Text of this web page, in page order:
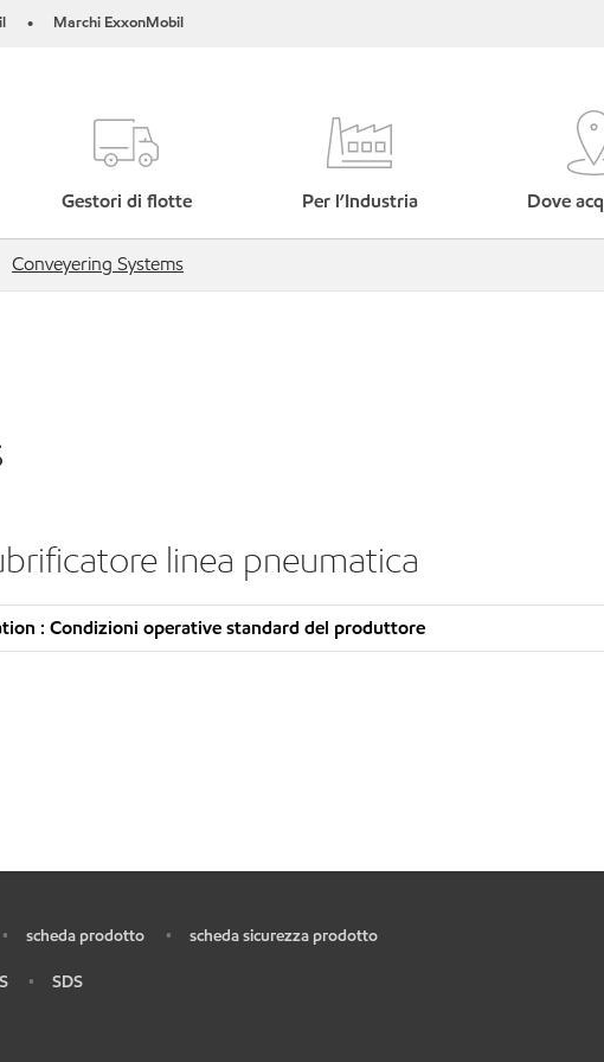
• Marchi ExxonMobil
Gestori di flotte Per l’Industria Dove
Conveyering Systems
linea pneumatica
: Condizioni operative standard del produttore
• scheda prodotto • scheda sicurezza prodotto
• SDS